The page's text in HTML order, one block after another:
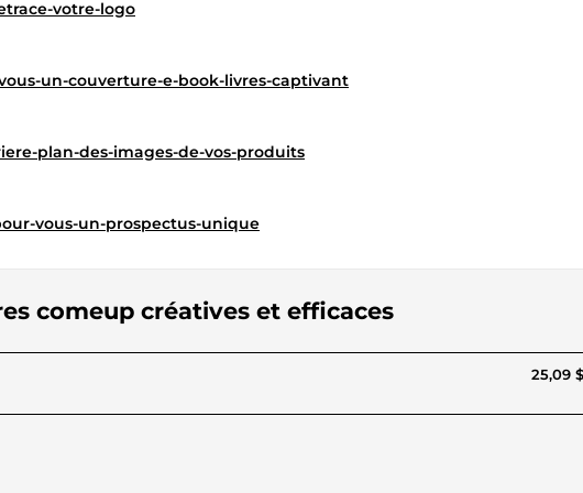
votre-logo
un-couverture-e-book-livres-captivant
plan-des-images-de-vos-produits
vous-un-prospectus-unique
comeup créatives et efficaces
25,09